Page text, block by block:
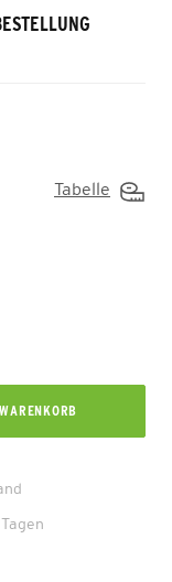
Tabelle
WARENKORB